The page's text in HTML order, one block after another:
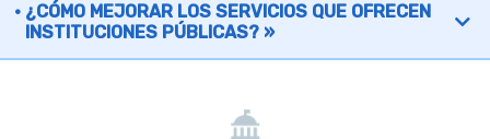
¿CÓMO MEJORAR LOS SERVICIOS QUE OFRECEN
INSTITUCIONES PÚBLICAS? »